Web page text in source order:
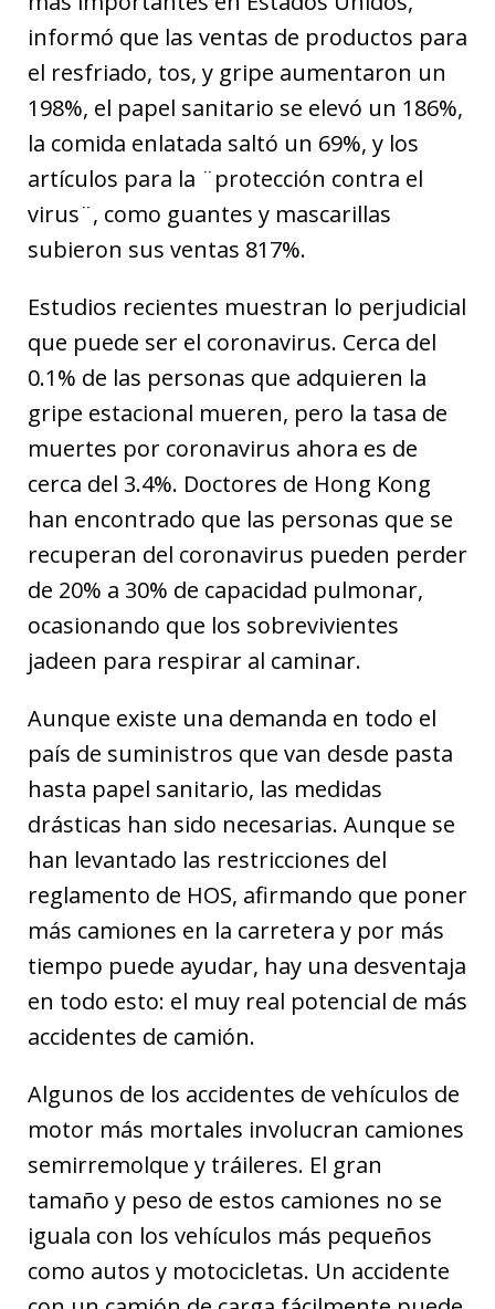
informó que las ventas de productos para
el resfriado, tos, y gripe aumentaron un
198%, el papel sanitario se elevó un 186%,
la comida enlatada saltó un 69%, y los
artículos para la ¨protección contra el
virus¨, como guantes y mascarillas
subieron sus ventas 817%.
Estudios recientes muestran lo perjudicial
que puede ser el coronavirus. Cerca del
0.1% de las personas que adquieren la
gripe estacional mueren, pero la tasa de
muertes por coronavirus ahora es de
cerca del 3.4%. Doctores de Hong Kong
han encontrado que las personas que se
recuperan del coronavirus pueden perder
de 20% a 30% de capacidad pulmonar,
ocasionando que los sobrevivientes
jadeen para respirar al caminar.
Aunque existe una demanda en todo el
país de suministros que van desde pasta
hasta papel sanitario, las medidas
drásticas han sido necesarias. Aunque se
han levantado las restricciones del
reglamento de HOS, afirmando que poner
más camiones en la carretera y por más
tiempo puede ayudar, hay una desventaja
en todo esto: el muy real potencial de más
accidentes de camión.
Algunos de los accidentes de vehículos de
motor más mortales involucran camiones
semirremolque y tráileres. El gran
tamaño y peso de estos camiones no se
iguala con los vehículos más pequeños
como autos y motocicletas. Un accidente